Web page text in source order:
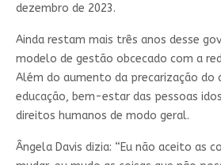
dezembro de 2023.
Ainda restam mais três anos desse
modelo de gestão obcecado com a
Além do aumento da precarização do
educação, bem-estar das pessoas
direitos humanos de modo geral.
Ângela Davis dizia: “Eu não aceito as